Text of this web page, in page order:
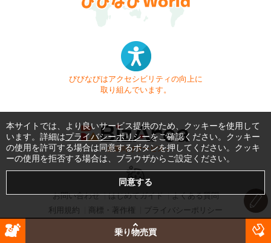
びびなびはアクセシビリティの向上に
取り組んでいます。
- 企業向けサービス -
お問い合わせ はじめてガイド
よくある質問
利用規約
商標・著作権 プライバシーポリシー
Copyright © 1999-2026 Vivid Navigation, Inc. All Rights Reserved.
Server US (44) @ Los Angeles Data Center
乗り物売買
本サイトでは、より良いサービス提供のため、クッキーを使用して
います。詳細はプライバシーポリシーをご確認ください。クッキー
の使用を許可する場合は同意するボタンを押してください。クッキ
ーの使用を拒否する場合は、ブラウザからご設定ください。